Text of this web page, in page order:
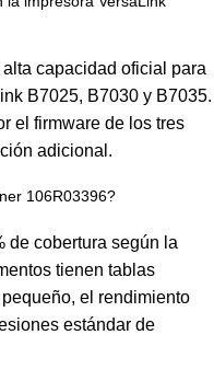
capacidad oficial para
B7025, B7030 y B7035.
el firmware de los tres
adicional.
106R03396?
de cobertura según la
tienen tablas
el rendimiento
estándar de